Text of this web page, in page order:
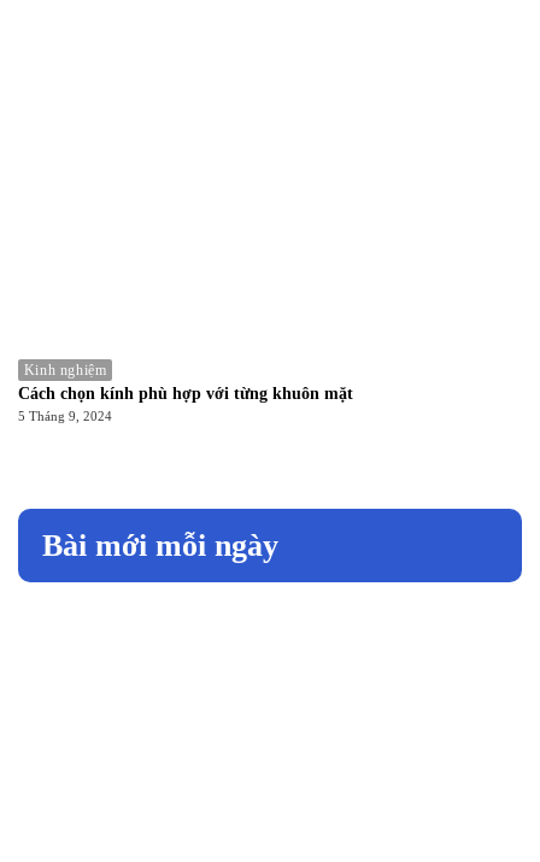
Kinh nghiệm
Cách chọn kính phù hợp với từng khuôn mặt
5 Tháng 9, 2024
Bài mới mỗi ngày